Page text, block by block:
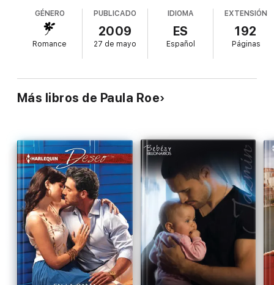
le propuso matrimonio.
GÉNERO
Romance
PUBLICADO
2009
27 de mayo
IDIOMA
ES
Español
EXTENSIÓN
192
Páginas
Más libros de Paula Roe